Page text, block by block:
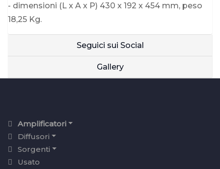
- dimensioni (L x A x P) 430 x 192 x 454 mm, peso
18,25 Kg.
Seguici sui Social
Gallery
Amplificatori
Diffusori
Sorgenti
Usato